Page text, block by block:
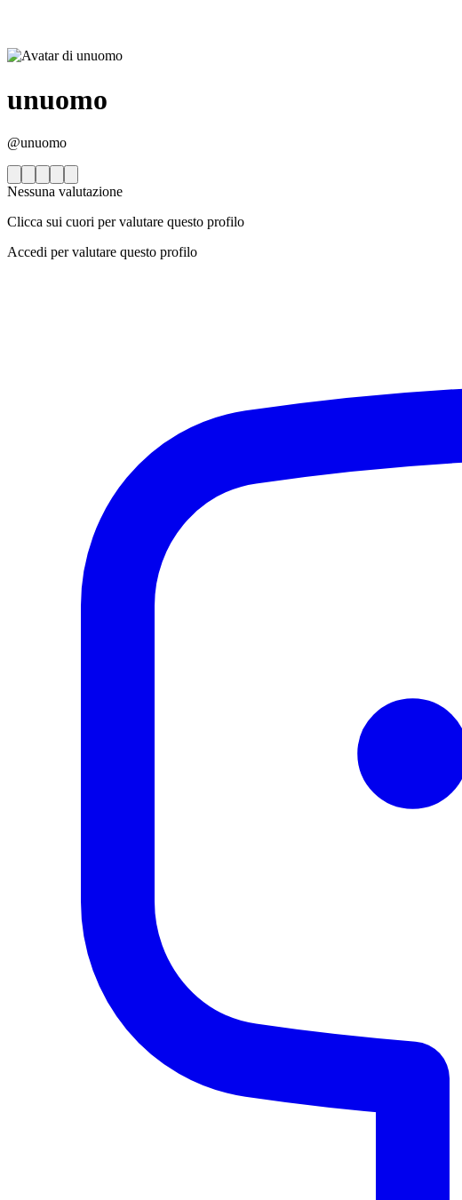
unuomo
@unuomo
Nessuna valutazione
Clicca sui cuori per valutare questo profilo
Accedi per valutare questo profilo